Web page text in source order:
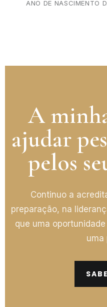
ANO DE NASCIMENTO
A
ajudar
pelos
Continuo a
preparação, na
que uma
uma